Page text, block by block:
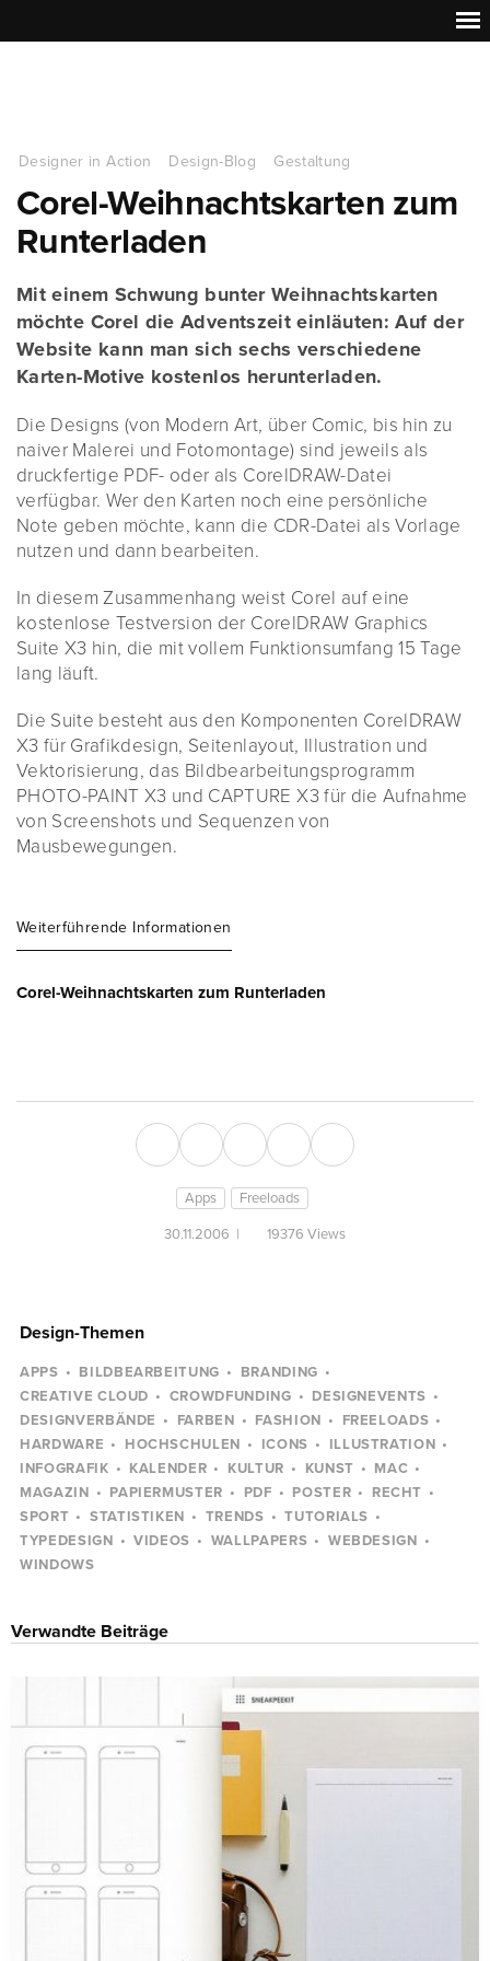
Designer in Action Design-Blog Gestaltung
Corel-Weihnachtskarten zum
Runterladen
Mit einem Schwung bunter Weihnachtskarten
möchte Corel die Adventszeit einläuten: Auf der
Website kann man sich sechs verschiedene
Karten-Motive kostenlos herunterladen.
Die Designs (von Modern Art, über Comic, bis hin zu
naiver Malerei und Fotomontage) sind jeweils als
druckfertige PDF- oder als CorelDRAW-Datei
verfügbar. Wer den Karten noch eine persönliche
Note geben möchte, kann die CDR-Datei als Vorlage
nutzen und dann bearbeiten.
In diesem Zusammenhang weist Corel auf eine
kostenlose Testversion der CorelDRAW Graphics
Suite X3 hin, die mit vollem Funktionsumfang 15 Tage
lang läuft.
Die Suite besteht aus den Komponenten CorelDRAW
X3 für Grafikdesign, Seitenlayout, Illustration und
Vektorisierung, das Bildbearbeitungsprogramm
PHOTO-PAINT X3 und CAPTURE X3 für die Aufnahme
von Screenshots und Sequenzen von
Mausbewegungen.
Weiterführende Informationen
Corel-Weihnachtskarten zum Runterladen
Apps Freeloads
30.11.2006 | 19376 Views
Design-Themen
APPS BILDBEARBEITUNG
BRANDING
CREATIVE CLOUD
CROWDFUNDING
DESIGNEVENTS
DESIGNVERBÄNDE
FARBEN FASHION
FREELOADS
HARDWARE
HOCHSCHULEN ICONS
ILLUSTRATION
INFOGRAFIK
KALENDER KULTUR KUNST
MAC
MAGAZIN
PAPIERMUSTER PDF POSTER
RECHT
SPORT
STATISTIKEN TRENDS
TUTORIALS
TYPEDESIGN
VIDEOS WALLPAPERS
WEBDESIGN
WINDOWS
Verwandte Beiträge